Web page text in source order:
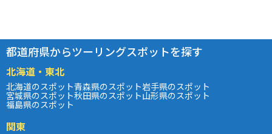
都道府県からツーリングスポットを探す
北海道・東北
北海道のスポット青森県のスポット岩手県のスポット
宮城県のスポット秋田県のスポット山形県のスポット
福島県のスポット
関東